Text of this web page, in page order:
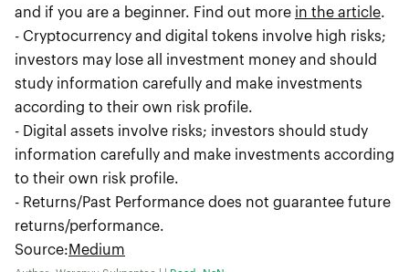
and if you are a beginner. Find out more in the article.
- Cryptocurrency and digital tokens involve high risks;
investors may lose all investment money and should
study information carefully and make investments
according to their own risk profile.
- Digital assets involve risks; investors should study
information carefully and make investments according
to their own risk profile.
- Returns/Past Performance does not guarantee future
returns/performance.
Source:Medium